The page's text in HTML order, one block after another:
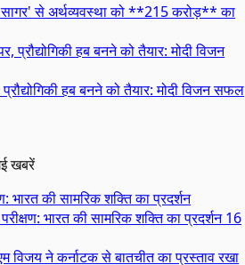
से अर्थव्यवस्था को **215 करोड़** का
प्रौद्योगिकी हब बनने को तैयार: मोदी विजन सफल
खबरें
भारत की सामरिक शक्ति का प्रदर्शन 16